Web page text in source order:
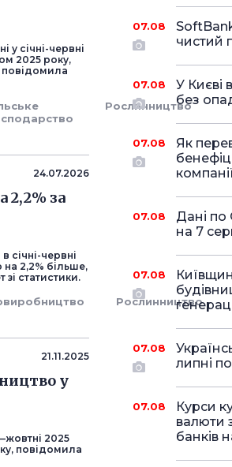
у січні-червні
2025 року,
повідомила
Рослинництво
24.07.2026
2,2% за
січні-червні
2,2% більше,
статистики.
Рослинництво
21.11.2025
у
2025
повідомила
07.08
чистий
07.08
У Києві
без
07.08
Як
07.08
Дані по
на 7
07.08
07.08
липні
07.08
Курси
валюти
банків